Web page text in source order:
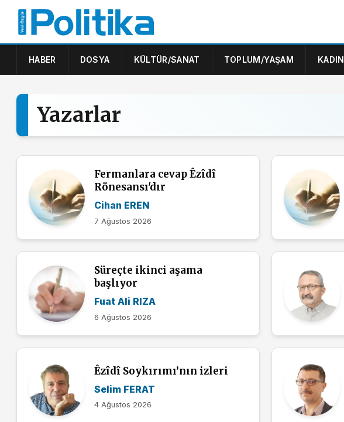
HABER DOSYA KÜLTÜR/SANAT TOPLUM/YAŞAM KADIN
Yazarlar
Fermanlara cevap Êzîdî
Rönesansı'dır
Cihan EREN
7 Ağustos 2026
Süreçte ikinci aşama
başlıyor
Fuat Ali RIZA
6 Ağustos 2026
Êzîdî Soykırımı’nın izleri
Selim FERAT
4 Ağustos 2026